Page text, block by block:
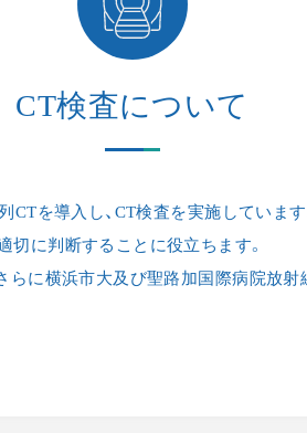
CT検査について
CTを導入し、CT検査を実施していま
切に判断することに役立ちます。
らに横浜市大及び聖路加国際病院放